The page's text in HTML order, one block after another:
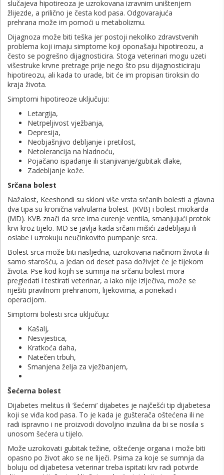
slučajeva hipotireoza je uzrokovana izravnim uništenjem
žlijezde, a prilično je česta kod pasa. Odgovarajuća
prehrana može im pomoći u metabolizmu.
Dijagnoza može biti teška jer postoji nekoliko zdravstvenih
problema koji imaju simptome koji oponašaju hipotireozu, a
često se pogrešno dijagnosticira. Stoga veterinari mogu uzeti
višestruke krvne pretrage prije nego što psu dijagnosticiraju
hipotireozu, ali kada to urade, bit će im propisan tiroksin do
kraja života.
Simptomi hipotireoze uključuju:
Letargija,
Netrpeljivost vježbanja,
Depresija,
Neobjašnjivo debljanje i pretilost,
Netolerancija na hladnoću,
Pojačano ispadanje ili stanjivanje/gubitak dlake,
Zadebljanje kože.
Srčana bolest
Nažalost, Keeshondi su skloni više vrsta srčanih bolesti a glavna
dva tipa su kronična valvularna bolest (KVB) i bolest miokarda
(MD). KVB znači da srce ima curenje ventila, smanjujući protok
krvi kroz tijelo. MD se javlja kada srčani mišići zadebljaju ili
oslabe i uzrokuju neučinkovito pumpanje srca.
Bolest srca može biti nasljedna, uzrokovana načinom života ili
samo starošću, a jedan od deset pasa doživjet će je tijekom
života. Pse kod kojih se sumnja na srčanu bolest mora
pregledati i testirati veterinar, a iako nije izlječiva, može se
riješiti pravilnom prehranom, lijekovima, a ponekad i
operacijom.
Simptomi bolesti srca uključuju:
Kašalj,
Nesvjestica,
Kratkoća daha,
Natečen trbuh,
Smanjena želja za vježbanjem,
Šećerna bolest
Dijabetes melitus ili ‘šećerni’ dijabetes je najčešći tip dijabetesa
koji se viđa kod pasa. To je kada je gušterača oštećena ili ne
radi ispravno i ne proizvodi dovoljno inzulina da bi se nosila s
unosom šećera u tijelo.
Može uzrokovati gubitak težine, oštećenje organa i može biti
opasno po život ako se ne liječi. Psima za koje se sumnja da
boluju od dijabetesa veterinar treba ispitati krv radi potvrde